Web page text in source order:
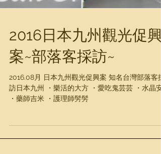
2016日本九州觀光促興
案~部落客採訪~
2016.08月 日本九州觀光促興案 知名台灣部落客採
訪日本九州 ・樂活的大方 ・愛吃鬼芸芸 ・水晶安